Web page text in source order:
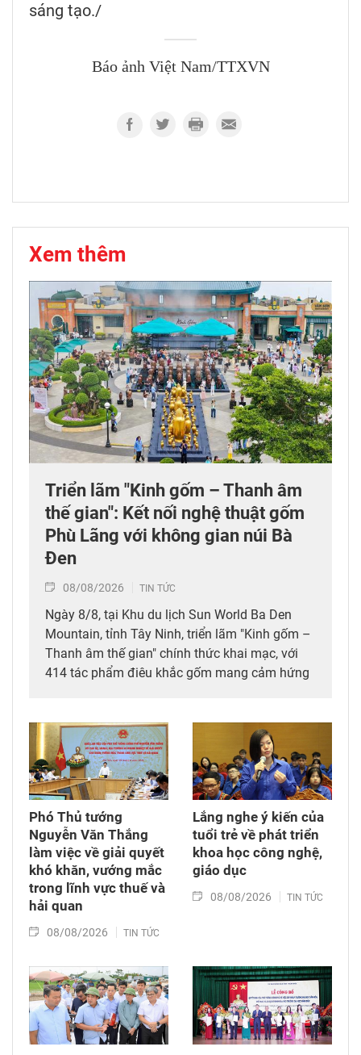
sáng tạo./
Báo ảnh Việt Nam/TTXVN
Xem thêm
Triển lãm "Kinh gốm – Thanh âm
thế gian": Kết nối nghệ thuật gốm
Phù Lãng với không gian núi Bà
Đen
08/08/2026 TIN TỨC
Ngày 8/8, tại Khu du lịch Sun World Ba Den
Mountain, tỉnh Tây Ninh, triển lãm "Kinh gốm –
Thanh âm thế gian" chính thức khai mạc, với
414 tác phẩm điêu khắc gốm mang cảm hứng
Ninh, các nghệ nhân làng nghề Phù Lãng (tỉnh
Bắc Ninh) và đông đảo du khách trong, ngoài
nước.
Phó Thủ tướng
Nguyễn Văn Thắng
làm việc về giải quyết
khó khăn, vướng mắc
trong lĩnh vực thuế và
hải quan
08/08/2026 TIN TỨC
Lắng nghe ý kiến của
tuổi trẻ về phát triển
khoa học công nghệ,
giáo dục
08/08/2026 TIN TỨC